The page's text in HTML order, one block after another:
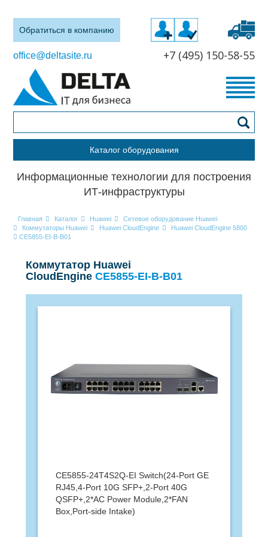
Обратиться в компанию
office@deltasite.ru +7 (495) 150-58-55
Каталог оборудования
Информационные технологии для построения
ИТ-инфраструктуры
Главная Каталог Huawei
Сетевое оборудование Huawei
Коммутаторы Huawei
Huawei CloudEngine
Huawei CloudEngine 5800
CE5855-EI-B-B01
Коммутатор Huawei
CloudEngine CE5855-EI-B-B01
CE5855-24T4S2Q-EI Switch(24-Port GE
RJ45,4-Port 10G SFP+,2-Port 40G
QSFP+,2*AC Power Module,2*FAN
Box,Port-side Intake)